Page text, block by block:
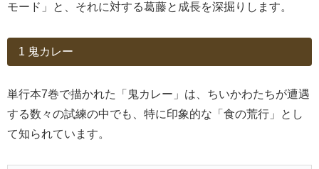
モード」と、それに対する葛藤と成長を深掘りします。
1 鬼カレー
単行本7巻で描かれた「鬼カレー」は、ちいかわたちが遭遇
する数々の試練の中でも、特に印象的な「食の荒行」とし
て知られています。